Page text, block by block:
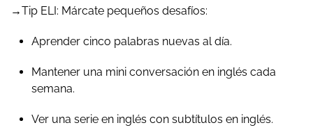
→Tip ELI: Márcate pequeños desafíos:
Aprender cinco palabras nuevas al día.
Mantener una mini conversación en inglés cada
semana.
Ver una serie en inglés con subtítulos en inglés.